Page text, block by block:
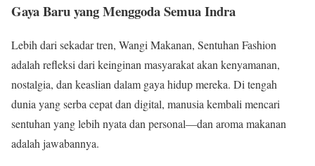
Gaya Baru yang Menggoda Semua Indra
Lebih dari sekadar tren, Wangi Makanan, Sentuhan Fashion
adalah refleksi dari keinginan masyarakat akan kenyamanan,
nostalgia, dan keaslian dalam gaya hidup mereka. Di tengah
dunia yang serba cepat dan digital, manusia kembali mencari
sentuhan yang lebih nyata dan personal—dan aroma makanan
adalah jawabannya.